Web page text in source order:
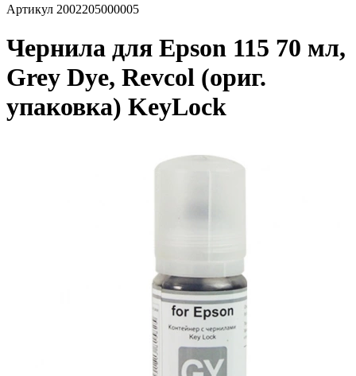
Артикул 2002205000005
Чернила для Epson 115 70 мл,
Grey Dye, Revcol (ориг.
упаковка) KeyLock